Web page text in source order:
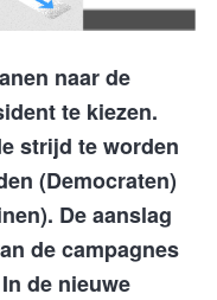
naar de
te kiezen.
strijd te worden
(Democraten)
De aanslag
de campagnes
In de nieuwe